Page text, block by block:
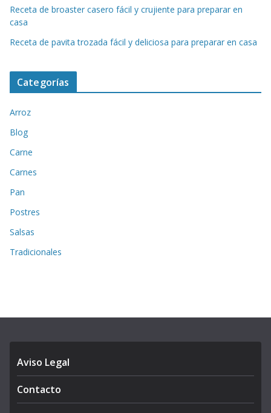
Receta de broaster casero fácil y crujiente para preparar en
casa
Receta de pavita trozada fácil y deliciosa para preparar en casa
Categorías
Arroz
Blog
Carne
Carnes
Pan
Postres
Salsas
Tradicionales
Aviso Legal
Contacto